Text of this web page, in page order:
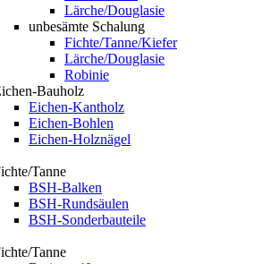
Lärche/Douglasie
unbesämte Schalung
Fichte/Tanne/Kiefer
Lärche/Douglasie
Robinie
Bauholz
Eichen-Kantholz
Eichen-Bohlen
Eichen-Holznägel
Tanne
BSH-Balken
BSH-Rundsäulen
BSH-Sonderbauteile
Tanne